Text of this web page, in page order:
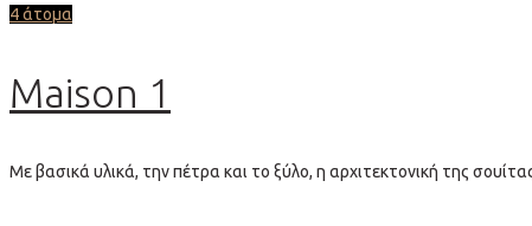
4 άτομα
Maison 1
Με βασικά υλικά, την πέτρα και το ξύλο, η αρχιτεκτονική της